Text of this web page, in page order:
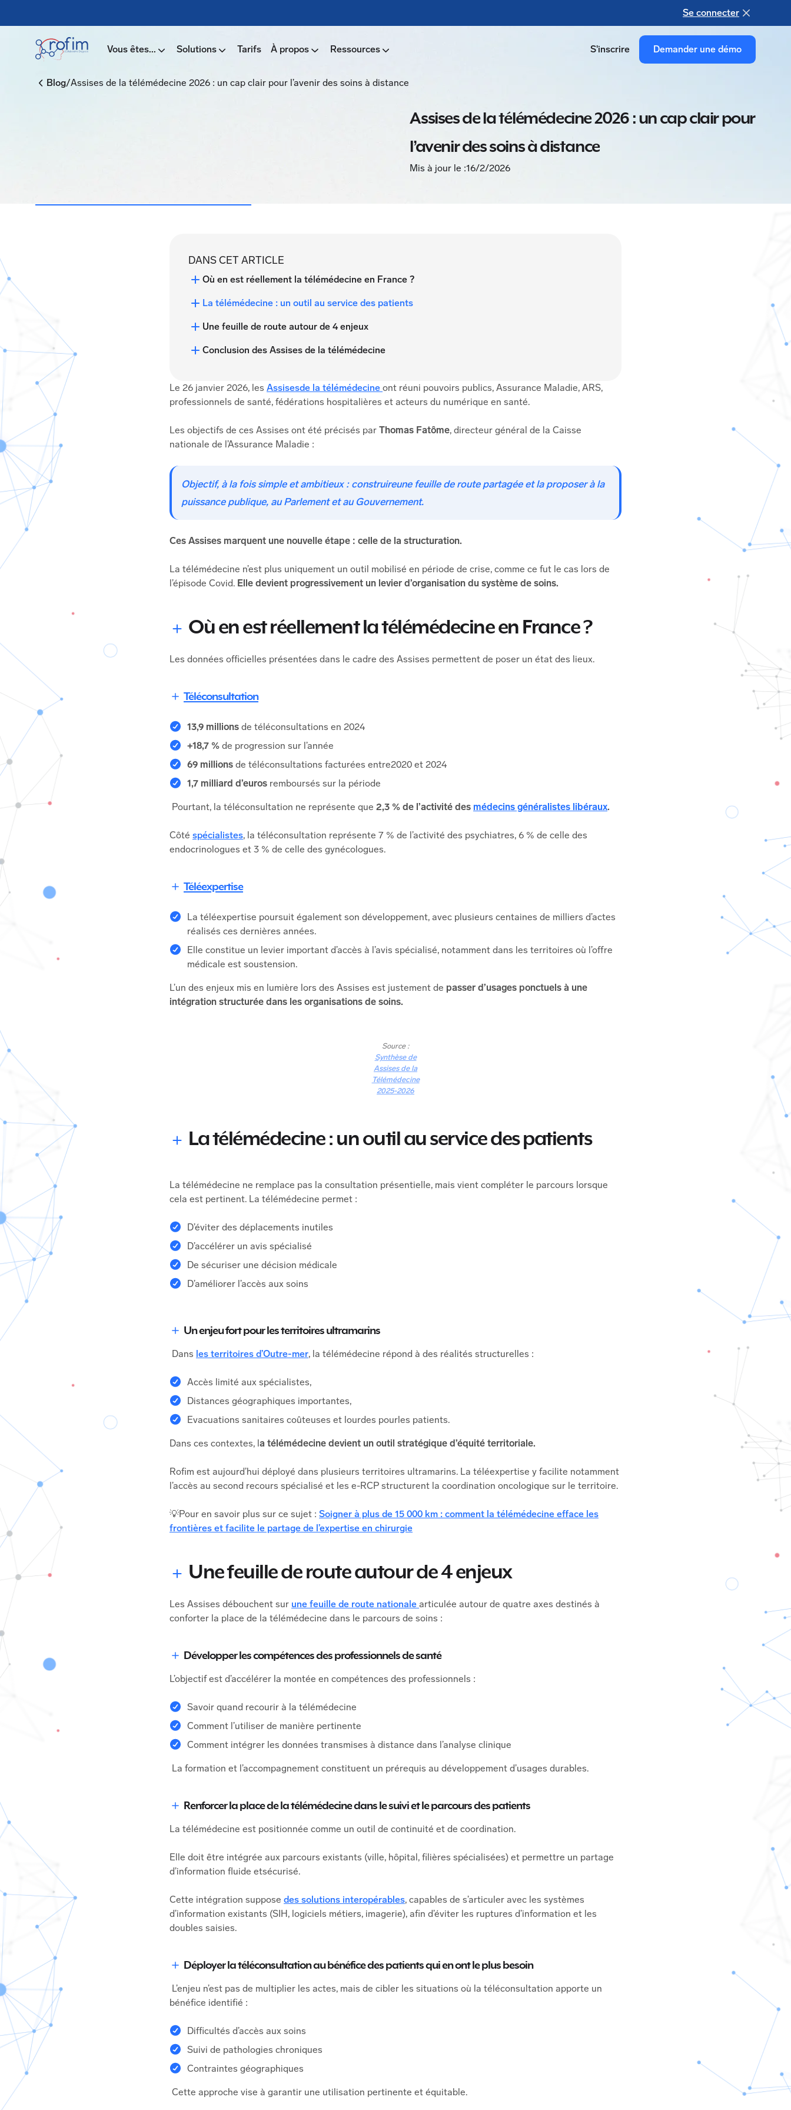
Se connecter
Vous êtes... Solutions Tarifs À propos Ressources S'inscrire Demander une démo
Blog/Assises de la télémédecine 2026 : un cap clair pour l’avenir des soins à distance
Assises de la télémédecine 2026 : un cap clair pour
l’avenir des soins à distance
Mis à jour le :16/2/2026
DANS CET ARTICLE
Où en est réellement la télémédecine en France ?
La télémédecine : un outil au service des patients
Une feuille de route autour de 4 enjeux
Conclusion des Assises de la télémédecine
Le 26 janvier 2026, les Assisesde la télémédecine ont réuni pouvoirs publics, Assurance Maladie, ARS,
professionnels de santé, fédérations hospitalières et acteurs du numérique en santé.
Les objectifs de ces Assises ont été précisés par Thomas Fatôme, directeur général de la Caisse
nationale de l’Assurance Maladie :
Objectif, à la fois simple et ambitieux : construireune feuille de route partagée et la proposer à la
puissance publique, au Parlement et au Gouvernement.
Ces Assises marquent une nouvelle étape : celle de la structuration.
La télémédecine n’est plus uniquement un outil mobilisé en période de crise, comme ce fut le cas lors de
l’épisode Covid. Elle devient progressivement un levier d’organisation du système de soins.
Où en est réellement la télémédecine en France ?
Les données officielles présentées dans le cadre des Assises permettent de poser un état des lieux.
Téléconsultation
13,9 millions de téléconsultations en 2024
+18,7 % de progression sur l’année
69 millions de téléconsultations facturées entre2020 et 2024
1,7 milliard d’euros remboursés sur la période
Pourtant, la téléconsultation ne représente que 2,3 % de l’activité des médecins généralistes libéraux.
Côté spécialistes, la téléconsultation représente 7 % de l’activité des psychiatres, 6 % de celle des
endocrinologues et 3 % de celle des gynécologues.
Téléexpertise
La téléexpertise poursuit également son développement, avec plusieurs centaines de milliers d’actes
réalisés ces dernières années.
Elle constitue un levier important d’accès à l’avis spécialisé, notamment dans les territoires où l’offre
médicale est soustension.
L’un des enjeux mis en lumière lors des Assises est justement de passer d’usages ponctuels à une
intégration structurée dans les organisations de soins.
Source :
Synthèse de
Assises de la
Télémédecine
2025-2026
La télémédecine : un outil au service des patients
La télémédecine ne remplace pas la consultation présentielle, mais vient compléter le parcours lorsque
cela est pertinent. La télémédecine permet :
D’éviter des déplacements inutiles
D’accélérer un avis spécialisé
De sécuriser une décision médicale
D’améliorer l’accès aux soins
Un enjeu fort pour les territoires ultramarins
Dans les territoires d’Outre-mer, la télémédecine répond à des réalités structurelles :
Accès limité aux spécialistes,
Distances géographiques importantes,
Evacuations sanitaires coûteuses et lourdes pourles patients.
Dans ces contextes, la télémédecine devient un outil stratégique d’équité territoriale.
Rofim est aujourd’hui déployé dans plusieurs territoires ultramarins. La téléexpertise y facilite notamment
l’accès au second recours spécialisé et les e-RCP structurent la coordination oncologique sur le territoire.
💡Pour en savoir plus sur ce sujet : Soigner à plus de 15 000 km : comment la télémédecine efface les
frontières et facilite le partage de l’expertise en chirurgie
Une feuille de route autour de 4 enjeux
Les Assises débouchent sur une feuille de route nationale articulée autour de quatre axes destinés à
conforter la place de la télémédecine dans le parcours de soins :
Développer les compétences des professionnels de santé
L’objectif est d’accélérer la montée en compétences des professionnels :
Savoir quand recourir à la télémédecine
Comment l’utiliser de manière pertinente
Comment intégrer les données transmises à distance dans l’analyse clinique
La formation et l’accompagnement constituent un prérequis au développement d’usages durables.
Renforcer la place de la télémédecine dans le suivi et le parcours des patients
La télémédecine est positionnée comme un outil de continuité et de coordination.
Elle doit être intégrée aux parcours existants (ville, hôpital, filières spécialisées) et permettre un partage
d’information fluide etsécurisé.
Cette intégration suppose des solutions interopérables, capables de s’articuler avec les systèmes
d’information existants (SIH, logiciels métiers, imagerie), afin d’éviter les ruptures d’information et les
doubles saisies.
Déployer la téléconsultation au bénéfice des patients qui en ont le plus besoin
L’enjeu n’est pas de multiplier les actes, mais de cibler les situations où la téléconsultation apporte un
bénéfice identifié :
Difficultés d’accès aux soins
Suivi de pathologies chroniques
Contraintes géographiques
Cette approche vise à garantir une utilisation pertinente et équitable.